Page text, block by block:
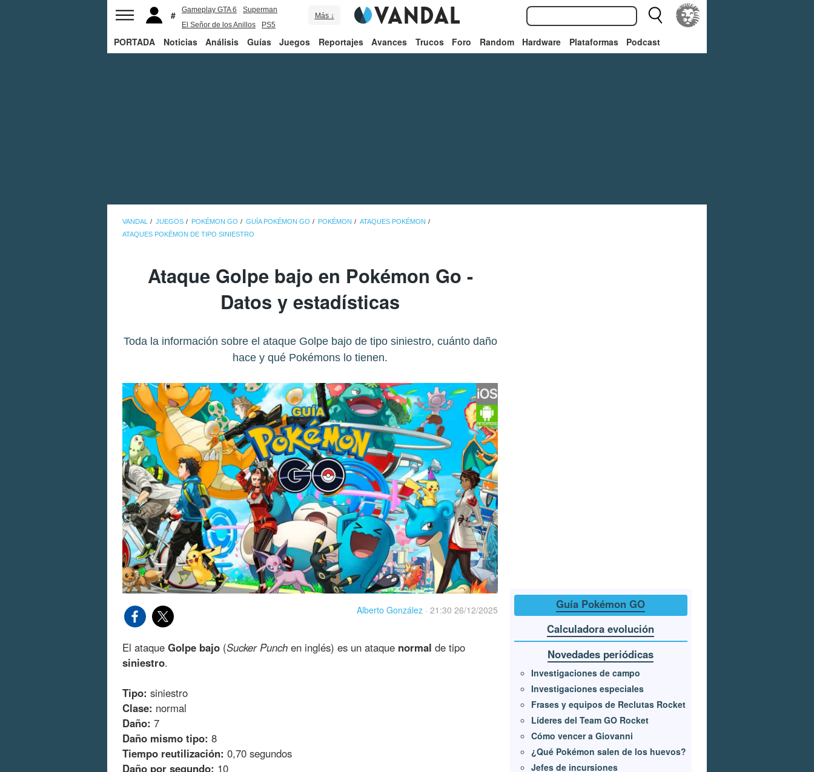
Gameplay GTA 6
Superman
El Señor de los Anillos
PS5
Más ↓
PORTADA Noticias Análisis Guías Juegos Reportajes Avances Trucos Foro Random Hardware Plataformas Podcast
VANDAL JUEGOS POKÉMON GO GUÍA POKÉMON GO POKÉMON
ATAQUES POKÉMON
ATAQUES POKÉMON DE TIPO SINIESTRO
Ataque Golpe bajo en Pokémon Go -
Datos y estadísticas
Toda la información sobre el ataque Golpe bajo de tipo siniestro, cuánto daño
hace y qué Pokémons lo tienen.
Alberto González · 21:30 26/12/2025
El ataque Golpe bajo (Sucker Punch en inglés) es un ataque normal de tipo
siniestro.
Tipo: siniestro
Clase: normal
Daño: 7
Daño mismo tipo: 8
Tiempo reutilización: 0,70 segundos
Daño por segundo: 10
Guía Pokémon GO
Calculadora evolución
Novedades periódicas
Investigaciones de campo
Investigaciones especiales
Frases y equipos de Reclutas Rocket
Líderes del Team GO Rocket
Cómo vencer a Giovanni
¿Qué Pokémon salen de los huevos?
Jefes de incursiones